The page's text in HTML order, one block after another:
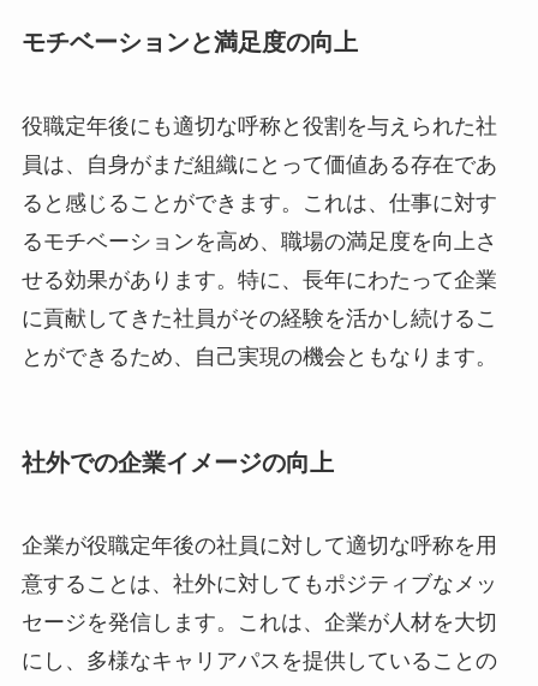
モチベーションと満足度の向上
役職定年後にも適切な呼称と役割を与えられた社
員は、自身がまだ組織にとって価値ある存在であ
ると感じることができます。これは、仕事に対す
るモチベーションを高め、職場の満足度を向上さ
せる効果があります。特に、長年にわたって企業
に貢献してきた社員がその経験を活かし続けるこ
とができるため、自己実現の機会ともなります。
社外での企業イメージの向上
企業が役職定年後の社員に対して適切な呼称を用
意することは、社外に対してもポジティブなメッ
セージを発信します。これは、企業が人材を大切
にし、多様なキャリアパスを提供していることの